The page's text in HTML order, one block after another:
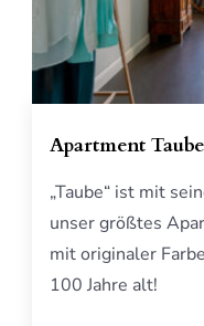
Apartment Taube
„Taube“ ist mit
unser größtes
mit originaler
100 Jahre alt!